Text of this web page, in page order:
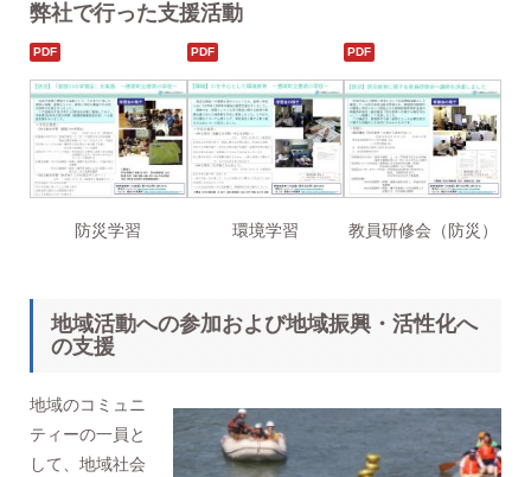
弊社で行った支援活動
防災学習 環境学習 教員研修会（防災）
地域活動への参加および地域振興・活性化へ
の支援
地域のコミュニ
ティーの一員と
して、地域社会